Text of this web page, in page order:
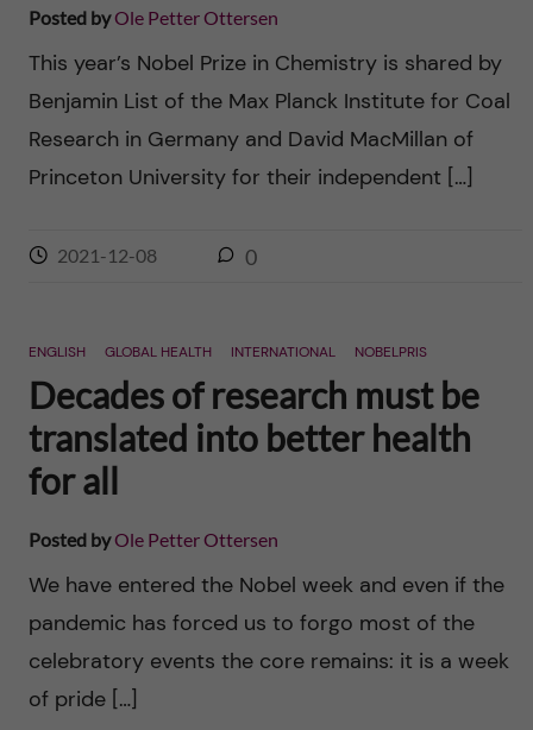
Posted byOle Petter Ottersen
This year’s Nobel Prize in Chemistry is shared by
Benjamin List of the Max Planck Institute for Coal
Research in Germany and David MacMillan of
Princeton University for their independent […]
2021-12-08 0
ENGLISH GLOBAL HEALTH INTERNATIONAL NOBELPRIS
Decades of research must be
translated into better health
for all
Posted byOle Petter Ottersen
We have entered the Nobel week and even if the
pandemic has forced us to forgo most of the
celebratory events the core remains: it is a week
of pride […]